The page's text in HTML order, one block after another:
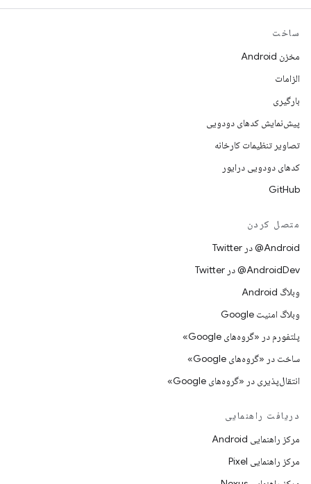
ساخت
مخزن Android
الزامات
بارگیری
پیش‌نمایش کدهای دودویی
تصاویر تنظیمات کارخانه
کدهای دودویی درایور
GitHub
متصل کردن
Android@ در Twitter
AndroidDev@ در Twitter
وبلاگ Android
وبلاگ امنیت Google
پلتفورم در «گروه‌های Google»
ساخت در «گروه‌های Google»
انتقال‌پذیری در «گروه‌های Google»
دریافت راهنمایی
مرکز راهنمایی Android
مرکز راهنمایی Pixel